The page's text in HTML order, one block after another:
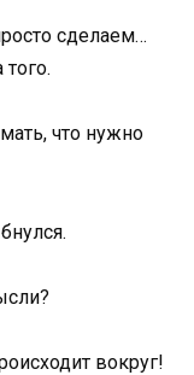
сделаем…
что нужно
вокруг!